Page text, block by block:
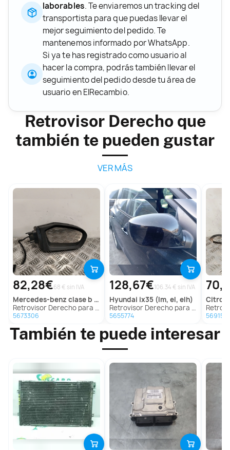
laborables. Te enviaremos un tracking del
transportista para que puedas llevar el
mejor seguimiento del pedido. Te
mantenemos informado por WhatsApp.
Si ya te has registrado como usuario al
hacer la compra, podrás también llevar el
seguimiento del pedido desde tu área de
usuario en ElRecambio.
Retrovisor Derecho que
también te pueden gustar
VER MÁS
82,28€68 € sin IVA
mercedes-benz clase b sports tourer (w245)
Retrovisor Derecho para Mercedes-Benz Clase B Sports Tourer (W245)
5673306
128,67€106.34 € sin IVA
hyundai ix35 (lm, el, elh)
Retrovisor Derecho para Hyundai Ix35 (Lm, El, Elh)
5655774
También te puede interesar